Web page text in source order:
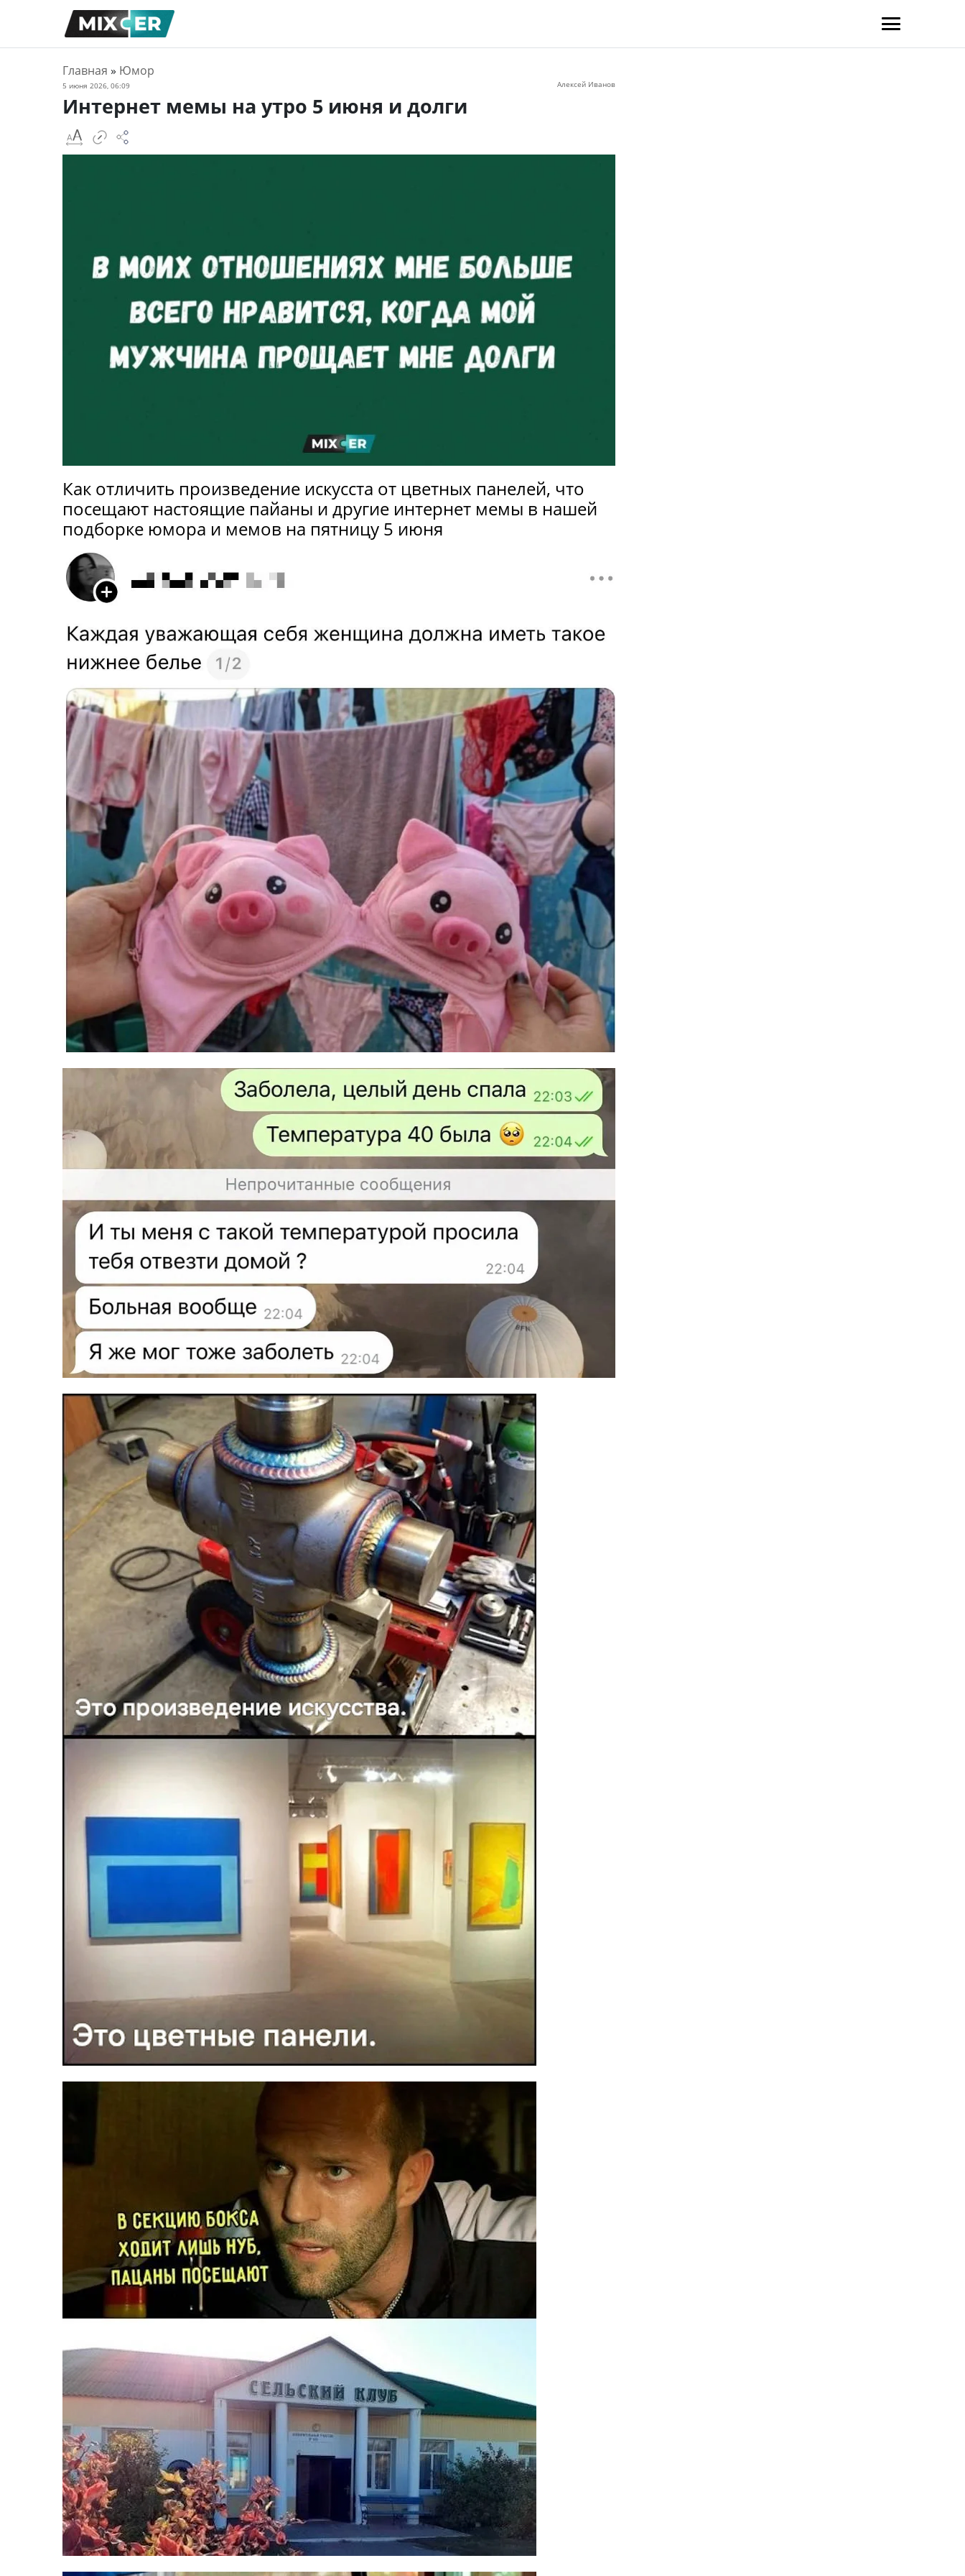
Главная » Юмор
5 июня 2026, 06:09 Алексей Иванов
Интернет мемы на утро 5 июня и долги
Как отличить произведение искусста от цветных панелей, что
посещают настоящие пайаны и другие интернет мемы в нашей
подборке юмора и мемов на пятницу 5 июня